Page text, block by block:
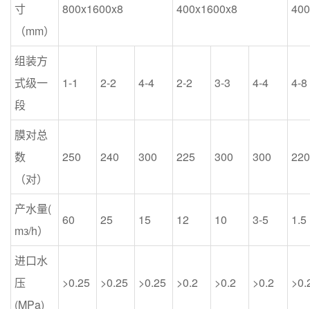
寸
（mm）
800x1600x8 400x1600x8
组装方
式级一
段
1-1 2-2 4-4 2-2 3-3 4-4 4-8
膜对总
数
（对）
250 240 300 225 300 300 220
产水量(
mз/h）
60 25 15 12 10 3-5 1.5
进口水
压
(MPa)
>0.25 >0.25 >0.25 >0.2 >0.2 >0.2